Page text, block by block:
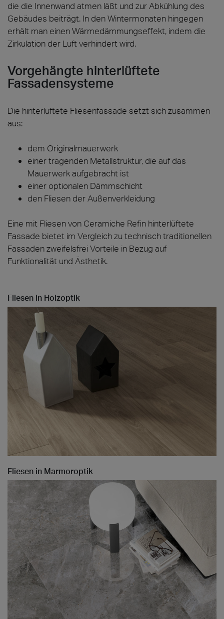
die die Innenwand atmen läßt und zur Abkühlung des
Gebäudes beiträgt. In den Wintermonaten hingegen
erhält man einen Wärmedämmungseffekt, indem die
Zirkulation der Luft verhindert wird.
Vorgehängte hinterlüftete
Fassadensysteme
Die hinterlüftete Fliesenfassade setzt sich zusammen
aus:
dem Originalmauerwerk
einer tragenden Metallstruktur, die auf das
Mauerwerk aufgebracht ist
einer optionalen Dämmschicht
den Fliesen der Außenverkleidung
Eine mit Fliesen von Ceramiche Refin hinterlüftete
Fassade bietet im Vergleich zu technisch traditionellen
Fassaden zweifelsfrei Vorteile in Bezug auf
Funktionalität und Ästhetik.
Fliesen in Holzoptik
Fliesen in Marmoroptik